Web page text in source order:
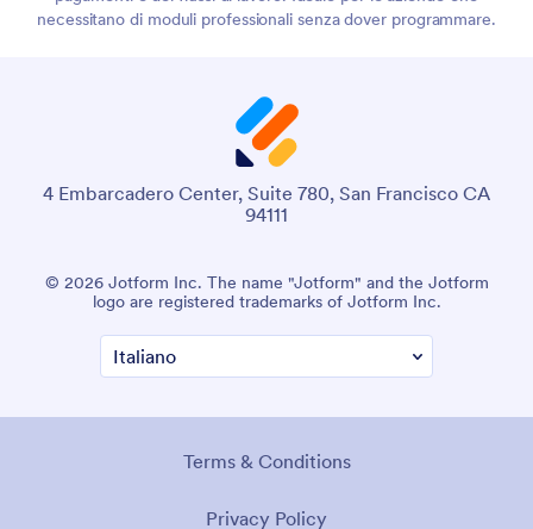
necessitano di moduli professionali senza dover programmare.
4 Embarcadero Center, Suite 780, San Francisco CA
94111
© 2026 Jotform Inc. The name "Jotform" and the Jotform
logo are registered trademarks of Jotform Inc.
Terms & Conditions
Privacy Policy